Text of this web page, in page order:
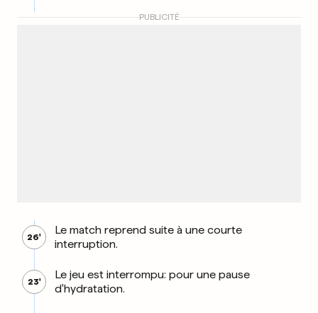
PUBLICITÉ
26'
Le match reprend suite à une courte
interruption.
23'
Le jeu est interrompu: pour une pause
d'hydratation.